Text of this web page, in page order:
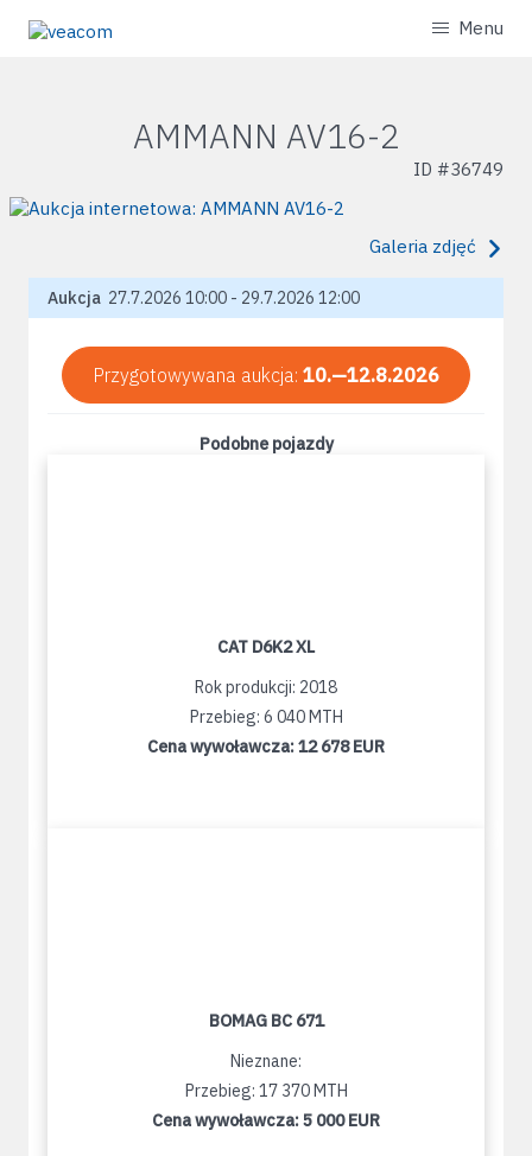
Menu
AMMANN AV16-2
ID #36749
Galeria zdjęć
Aukcja 27.7.2026 10:00 - 29.7.2026 12:00
Przygotowywana aukcja: 10.—12.8.2026
Podobne pojazdy
CAT D6K2 XL
Rok produkcji: 2018
Przebieg: 6 040 MTH
Cena wywoławcza:12 678 EUR
BOMAG BC 671
Nieznane:
Przebieg: 17 370 MTH
Cena wywoławcza:5 000 EUR